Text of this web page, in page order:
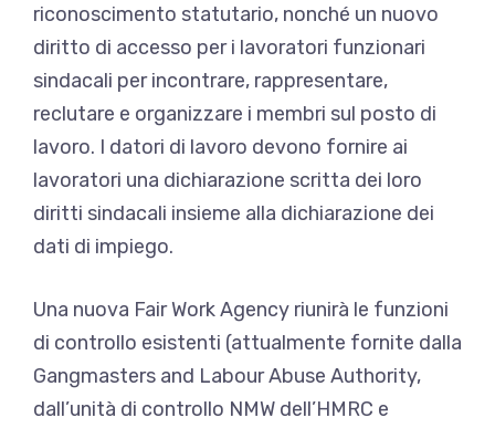
riconoscimento statutario, nonché un nuovo
diritto di accesso per i lavoratori funzionari
sindacali per incontrare, rappresentare,
reclutare e organizzare i membri sul posto di
lavoro. I datori di lavoro devono fornire ai
lavoratori una dichiarazione scritta dei loro
diritti sindacali insieme alla dichiarazione dei
dati di impiego.
Una nuova Fair Work Agency riunirà le funzioni
di controllo esistenti (attualmente fornite dalla
Gangmasters and Labour Abuse Authority,
dall’unità di controllo NMW dell’HMRC e